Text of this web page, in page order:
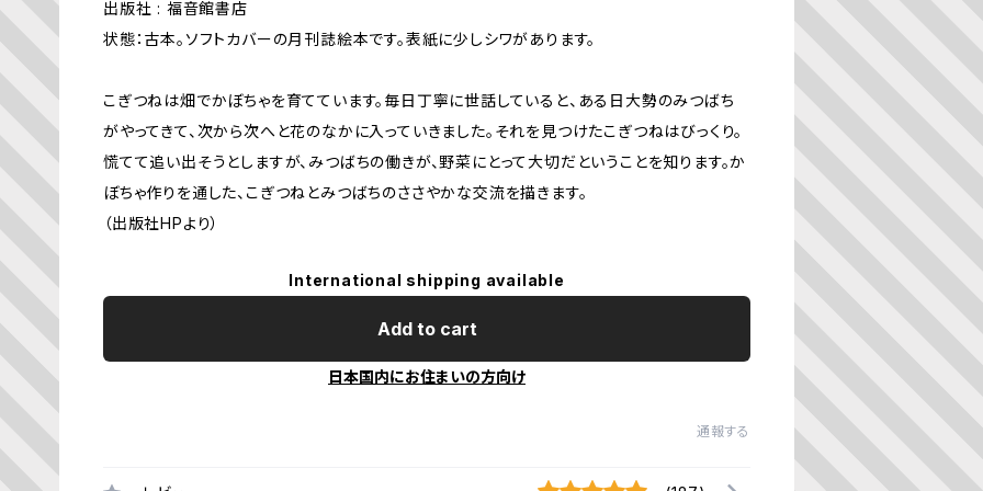
出版社 : 福音館書店
状態：古本。ソフトカバーの月刊誌絵本です。表紙に少しシワがあります。
こぎつねは畑でかぼちゃを育てています。毎日丁寧に世話していると、ある日大勢のみつばち
がやってきて、次から次へと花のなかに入っていきました。それを見つけたこぎつねはびっくり。
慌てて追い出そうとしますが、みつばちの働きが、野菜にとって大切だということを知ります。か
ぼちゃ作りを通した、こぎつねとみつばちのささやかな交流を描きます。
（出版社HPより）
International shipping available
Add to cart
日本国内にお住まいの方向け
通報する